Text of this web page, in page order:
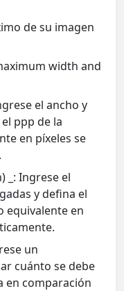
de su imagen
width and
el ancho y
ppp de la
en píxeles se
_: Ingrese el
y defina el
equivalente en
un
cuánto se debe
en comparación